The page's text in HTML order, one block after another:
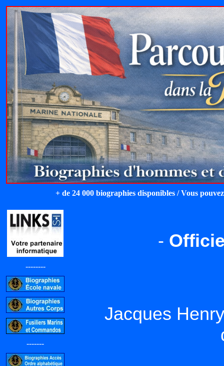
+ de 24 000 biographies disponibles / Vous
--------
-------
-
Jacques